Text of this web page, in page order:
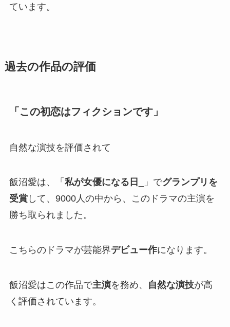
ています。
過去の作品の評価
「この初恋はフィクションです」
自然な演技を評価されて
飯沼愛は、「 私が女優になる日 _」でグランプリを
受賞して、9000人の中から、このドラマの主演を
勝ち取られました。
こちらのドラマが芸能界デビュー作になります。
飯沼愛はこの作品で主演を務め、 自然な演技が高
く評価されています。